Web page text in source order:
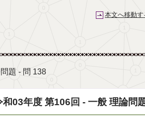
本文へ移動す
題 - 問 138
03年度 第106回 - 一般 理論問